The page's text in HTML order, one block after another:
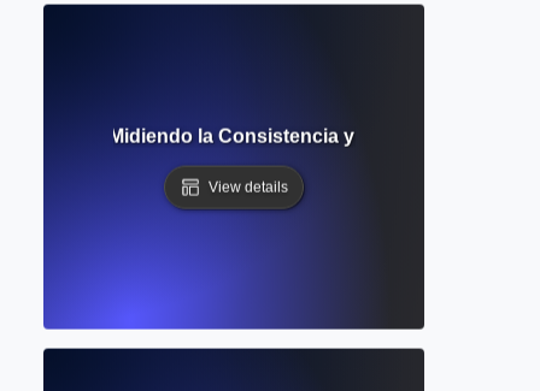
Midiendo la Consistencia y Reproducibilidad
View details